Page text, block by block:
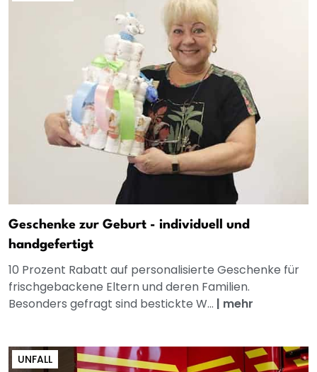
Geschenke zur Geburt - individuell und
handgefertigt
10 Prozent Rabatt auf personalisierte Geschenke für
frischgebackene Eltern und deren Familien.
Besonders gefragt sind bestickte W... | mehr
UNFALL